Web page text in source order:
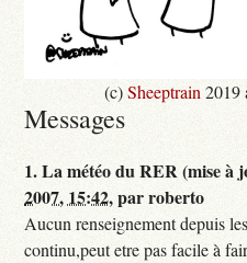
(c)Sheeptrain 2019
Messages
1.La météo du RER (mise à
2007, 15:42,parroberto
Aucun renseignement depuis
continu,peut etre pas facile à